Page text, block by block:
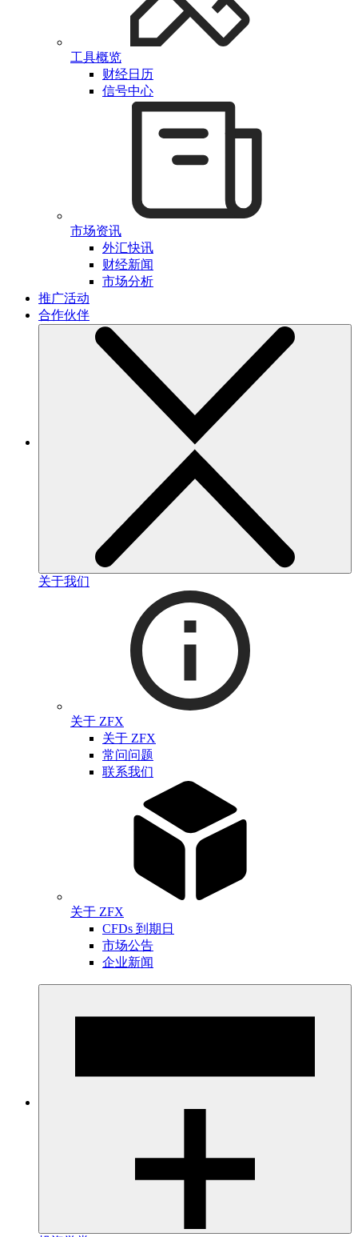
工具概览
财经日历
信号中心
市场资讯
外汇快讯
财经新闻
市场分析
推广活动
合作伙伴
关于我们
关于 ZFX
关于 ZFX
常问问题
联系我们
关于 ZFX
CFDs 到期日
市场公告
企业新闻